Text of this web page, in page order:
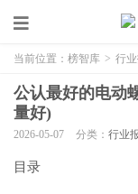
当前位置： 榜智库 > 行
公认最好的电动
量好)
2026-05-07 分类： 行业
目录